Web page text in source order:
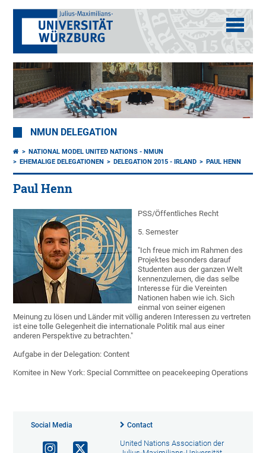
NMUN DELEGATION
NATIONAL MODEL UNITED NATIONS - NMUN
EHEMALIGE DELEGATIONEN
DELEGATION 2015 - IRLAND PAUL HENN
Paul Henn
PSS/Öffentliches Recht
5. Semester
"Ich freue mich im Rahmen des
Projektes besonders darauf
Studenten aus der ganzen Welt
kennenzulernen, die das selbe
Interesse für die Vereinten
Nationen haben wie ich. Sich
einmal von seiner eigenen
Meinung zu lösen und Länder mit völlig anderen Interessen zu vertreten
ist eine tolle Gelegenheit die internationale Politik mal aus einer
anderen Perspektive zu betrachten."
Aufgabe in der Delegation: Content
Komitee in New York: Special Committee on peacekeeping Operations
Social Media Contact
United Nations Association der